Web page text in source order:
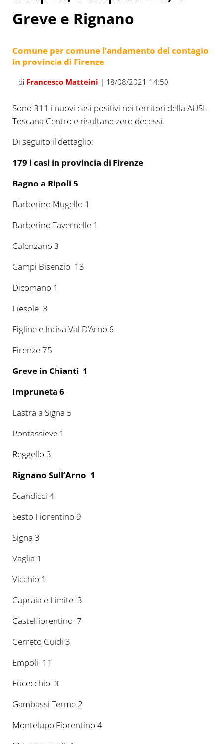
Greve e Rignano
Comune per comune l’andamento del contagio
in provincia di Firenze
di Francesco Matteini | 18/08/2021 14:50
Sono 311 i nuovi casi positivi nei territori della AUSL
Toscana Centro e risultano zero decessi.
Di seguito il dettaglio:
179 i casi in provincia di Firenze
Bagno a Ripoli 5
Barberino Mugello 1
Barberino Tavernelle 1
Calenzano 3
Campi Bisenzio 13
Dicomano 1
Fiesole 3
Figline e Incisa Val D’Arno 6
Firenze 75
Greve in Chianti 1
Impruneta 6
Lastra a Signa 5
Pontassieve 1
Reggello 3
Rignano Sull’Arno 1
Scandicci 4
Sesto Fiorentino 9
Signa 3
Vaglia 1
Vicchio 1
Capraia e Limite 3
Castelfiorentino 7
Cerreto Guidi 3
Empoli 11
Fucecchio 3
Gambassi Terme 2
Montelupo Fiorentino 4